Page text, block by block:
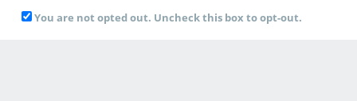
You are not opted out. Uncheck this box to opt-out.